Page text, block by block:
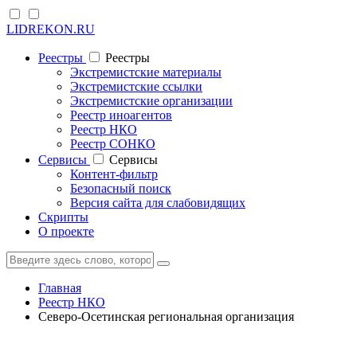
LIDREKON.RU
Реестры
Реестры
Экстремистские материалы
Экстремистские ссылки
Экстремистские организации
Реестр иноагентов
Реестр НКО
Реестр СОНКО
Cервисы
Cервисы
Контент-фильтр
Безопасный поиск
Версия сайта для слабовидящих
Скрипты
О проекте
Главная
Реестр НКО
Северо-Осетинская региональная организация